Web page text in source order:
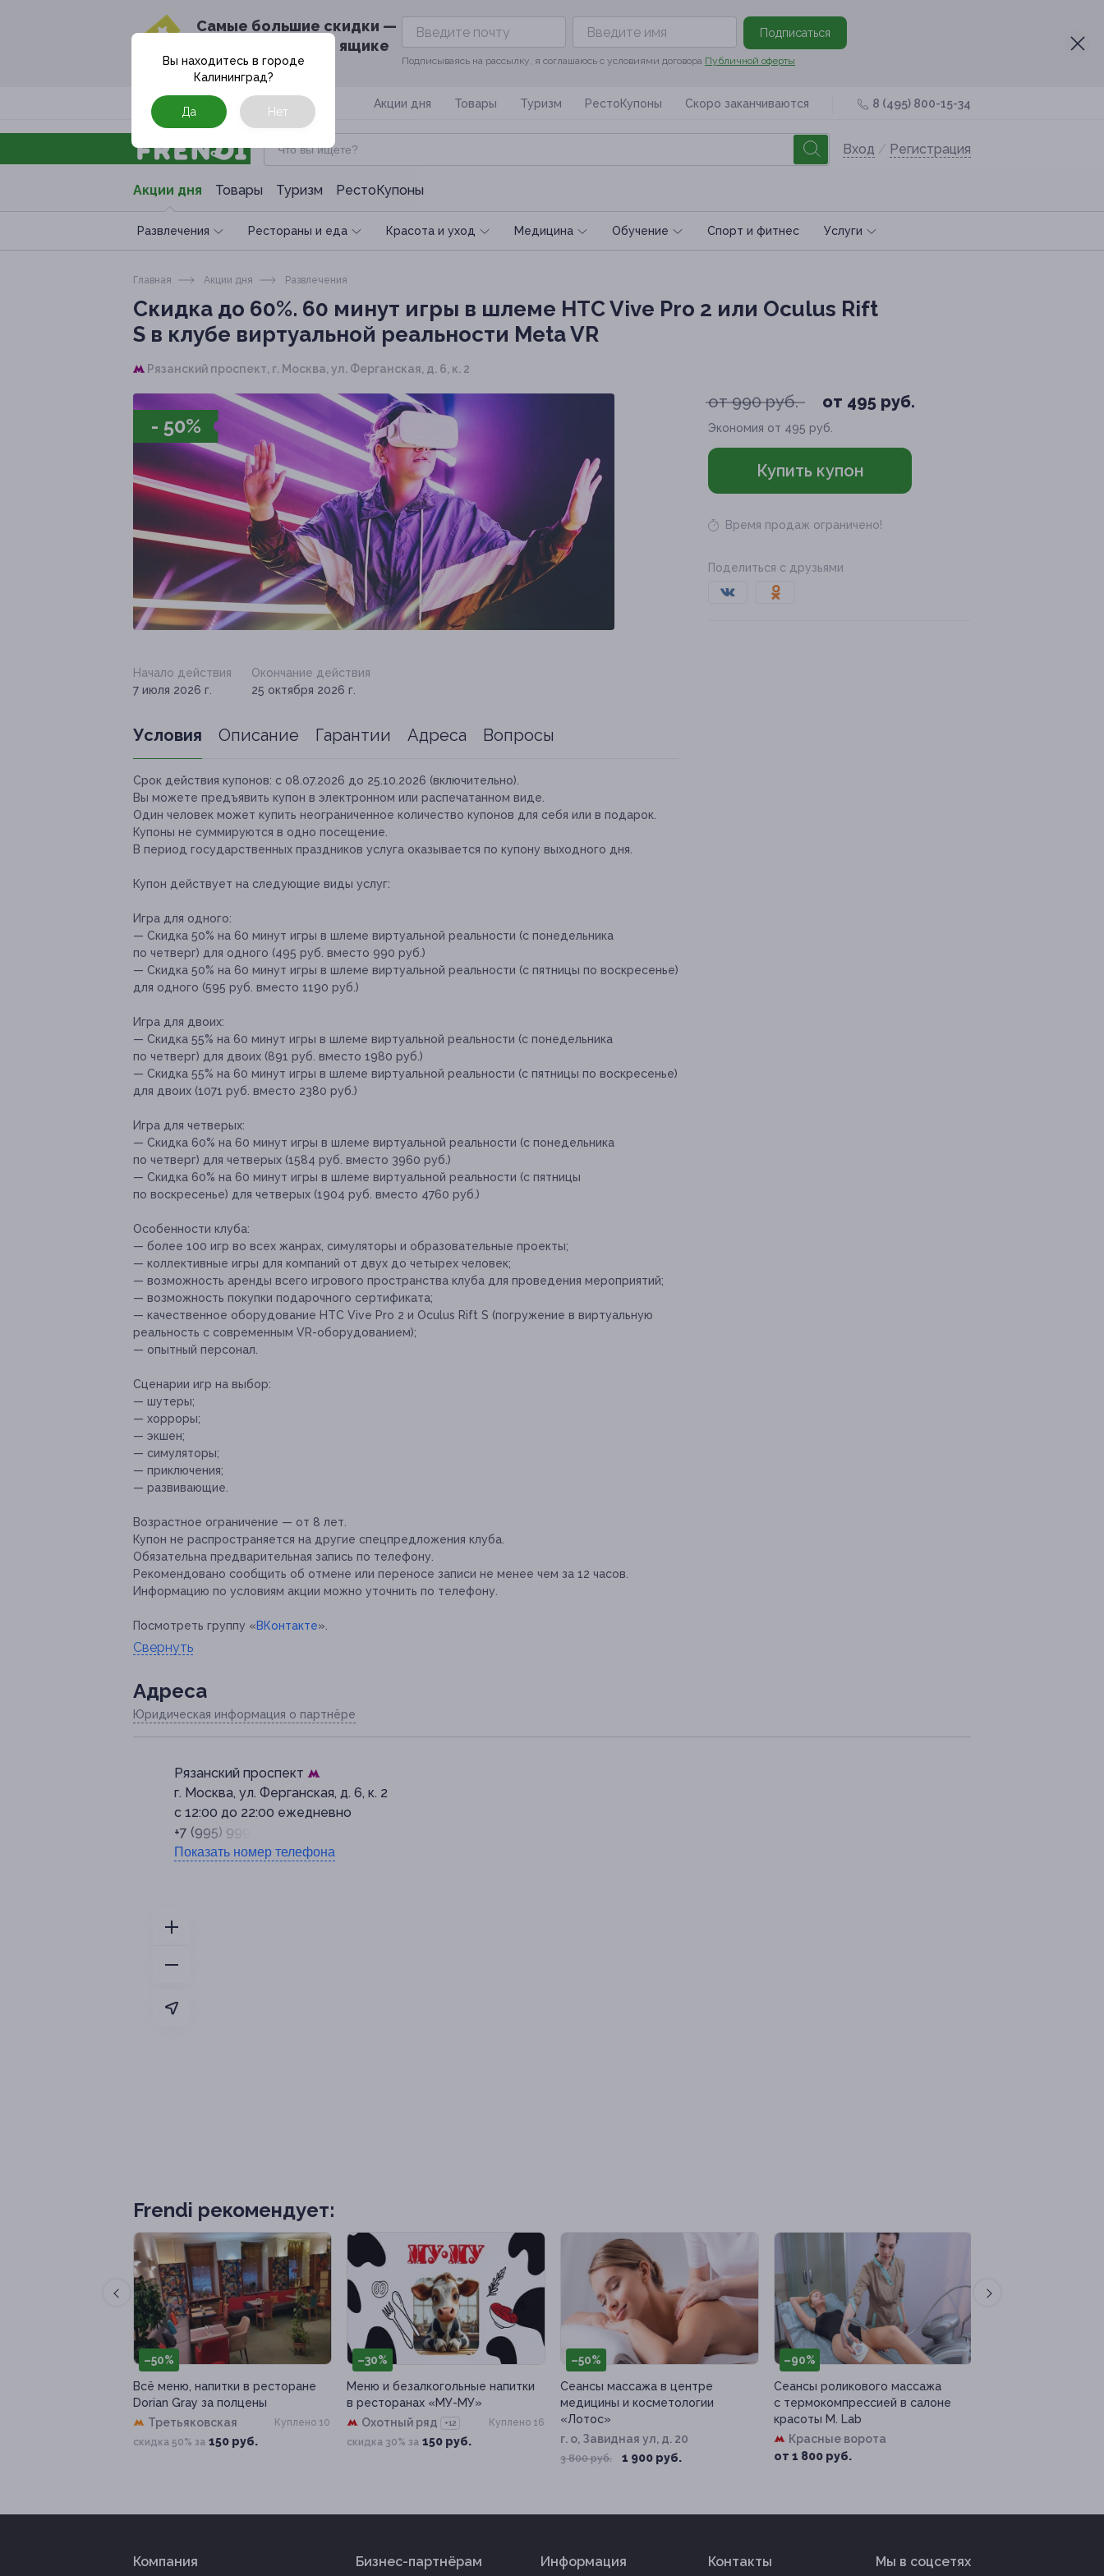
Cамые большие скидки —
в твоём почтовом ящике
Подписаться
Подписываясь на рассылку, я соглашаюсь с условиями договора Публичной оферты
Москва Акции дня Товары Туризм РестоКупоны Скоро заканчиваются 8 (495) 800-15-34
Вход / Регистрация
Акции дня Товары Туризм РестоКупоны
Развлечения Рестораны и еда Красота и уход Медицина Обучение Спoрт и фитнес Услуги
Вы находитесь в городе
Калининград?
Да Нет
Главная Акции дня Развлечения
Скидка до 60%. 60 минут игры в шлеме HTC Vive Pro 2 или Oculus Rift
S в клубе виртуальной реальности Meta VR
Рязанский проспект, г. Москва, ул. Ферганская, д. 6, к. 2
- 50%
от 990 руб. от 495 руб.
Экономия от 495 руб.
Купить купон
Время продаж ограничено!
Поделиться с друзьями
Начало действия
7 июля 2026 г.
Окончание действия
25 октября 2026 г.
Условия Описание Гарантии Адреса Вопросы
Срок действия купонов: с 08.07.2026 до 25.10.2026 (включительно).
Вы можете предъявить купон в электронном или распечатанном виде.
Один человек может купить неограниченное количество купонов для себя или в подарок.
Купоны не суммируются в одно посещение.
В период государственных праздников услуга оказывается по купону выходного дня.
Купон действует на следующие виды услуг:
Игра для одного:
— Скидка 50% на 60 минут игры в шлеме виртуальной реальности (с понедельника
по четверг) для одного (495 руб. вместо 990 руб.)
— Скидка 50% на 60 минут игры в шлеме виртуальной реальности (с пятницы по воскресенье)
для одного (595 руб. вместо 1190 руб.)
Игра для двоих:
— Скидка 55% на 60 минут игры в шлеме виртуальной реальности (с понедельника
по четверг) для двоих (891 руб. вместо 1980 руб.)
— Скидка 55% на 60 минут игры в шлеме виртуальной реальности (с пятницы по воскресенье)
для двоих (1071 руб. вместо 2380 руб.)
Игра для четверых:
— Скидка 60% на 60 минут игры в шлеме виртуальной реальности (с понедельника
по четверг) для четверых (1584 руб. вместо 3960 руб.)
— Скидка 60% на 60 минут игры в шлеме виртуальной реальности (с пятницы
по воскресенье) для четверых (1904 руб. вместо 4760 руб.)
Особенности клуба:
— более 100 игр во всех жанрах, симуляторы и образовательные проекты;
— коллективные игры для компаний от двух до четырех человек;
— возможность аренды всего игрового пространства клуба для проведения мероприятий;
— возможность покупки подарочного сертификата;
— качественное оборудование HTC Vive Pro 2 и Oculus Rift S (погружение в виртуальную
реальность с современным VR-оборудованием);
— опытный персонал.
Сценарии игр на выбор:
— шутеры;
— хорроры;
— экшен;
— симуляторы;
— приключения;
— развивающие.
Возрастное ограничение — от 8 лет.
Купон не распространяется на другие спецпредложения клуба.
Обязательна предварительная запись по телефону.
Рекомендовано сообщить об отмене или переносе записи не менее чем за 12 часов.
Информацию по условиям акции можно уточнить по телефону.
Посмотреть группу «ВКонтакте».
Свернуть
Адресa
Юридическая информация о партнёре
Рязанский проспект
г. Москва, ул. Ферганская, д. 6, к. 2
с 12:00 до 22:00 ежедневно
+7 (995) 999-28-63
Показать номер телефона
Frendi рекомендует:
–50%
Всё меню, напитки в ресторане
Dorian Gray за полцены
Третьяковская
скидка 50% за 150 руб.
Куплено 10
–30%
Меню и безалкогольные напитки
в ресторанах «МУ-МУ»
Охотный ряд
+12
скидка 30% за 150 руб.
Куплено 16
–50%
Сеансы массажа в центре
медицины и косметологии
«Лотос»
г. о, Завидная ул, д. 20
3 800 руб. 1 900 руб.
–90%
Сеансы роликового массажа
с термокомпрессией в салоне
красоты M. Lab
Красные ворота
от 1 800 руб.
Компания Бизнес-партнёрам Информация Контакты Мы в соцсетях